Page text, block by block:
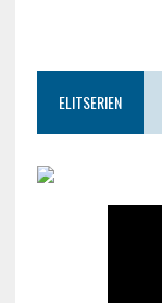
ELITSERIEN